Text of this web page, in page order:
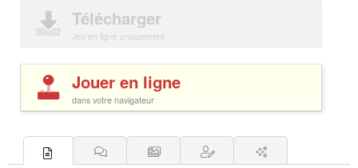
Télécharger
Jeu en ligne uniquement
Jouer en ligne
dans votre navigateur